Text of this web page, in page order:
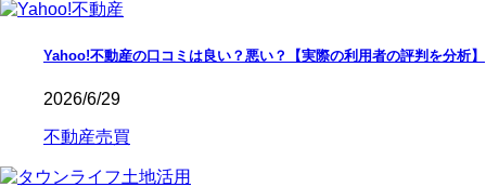
Yahoo!不動産の口コミは良い？悪い？【実際の利用者の評判を分析】
2026/6/29
不動産売買